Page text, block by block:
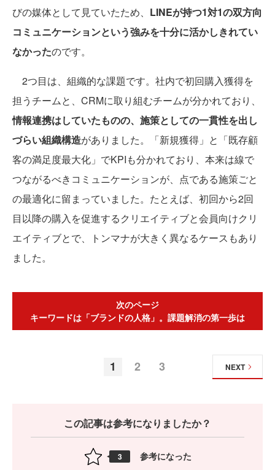
びの媒体として見ていたため、 LINEが持つ1対1の双方向
コミュニケーションという強みを十分に活かしきれてい
なかったのです。
2つ目は、組織的な課題です。社内で初回購入獲得を
担うチームと、CRMに取り組むチームが分かれており、
情報連携はしていたものの、施策としての一貫性を出し
づらい組織構造がありました。「新規獲得」と「既存顧
客の満足度最大化」でKPIも分かれており、本来は線で
つながるべきコミュニケーションが、点である施策ごと
の最適化に留まっていました。たとえば、初回から2回
目以降の購入を促進するクリエイティブと会員向けクリ
エイティブとで、トンマナが大きく異なるケースもあり
ました。
次のページ
キーワードは「ブランドの人格」。課題解消の第一歩は
1 2 3 NEXT
この記事は参考になりましたか？
3 参考になった